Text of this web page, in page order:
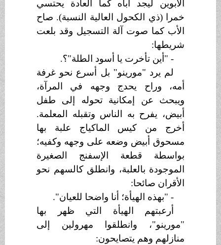
الأبوين ليجد أباه كما العادة يحتسي
خمرا (ذي الكحول العالية النسبة). صاح
الأب كما صوت آلة التسجيل وقد بلعت
شريطها:
- "أين تأخرت يا أسود الطلة"؟.
لم يرد "مورينو" بل أسرع نحو غرفة
أمه، وراح يحدج وجهه في المرآة،
ويبحث عن إمكانية تحوله إلى طفل
أبيض، يفرح به الناس وتقبله المعلمة.
أخرج من كيس الماكياج علبة بها
مسحوق أبيض وضعه على وجهه وكفيه؛
بواسطة قطعة الإسفنج الصغيرة
الموجودة بالعلبة، وانطلق كالسهم نحو
الأقران صائحا:
- "بهذه الهيأة؛ أنا واضحا للعيان".
أرعبتهم الهيأة التي ظهر بها
"مورينو"، وانطلقوا مهرولين إلى
منازلهم وهم يتصايحون: